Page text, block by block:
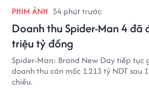
PHIM ẢNH 54 phút trước
Doanh thu Spider-Man 4 đã
triệu tỷ đồng
Spider-Man: Brand New Day tiếp tục
doanh thu cán mốc 1.213 tỷ NDT sau
chiếu.